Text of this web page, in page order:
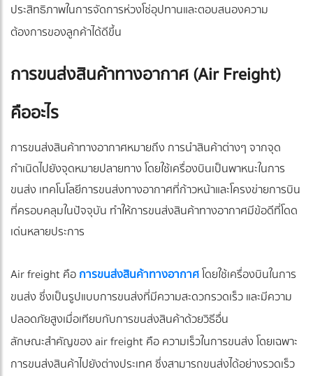
ประสิทธิภาพในการจัดการห่วงโซ่อุปทานและตอบสนองความ
ต้องการของลูกค้าได้ดีขึ้น
การขนส่งสินค้าทางอากาศ (Air Freight)
คืออะไร
การขนส่งสินค้าทางอากาศหมายถึง การนำสินค้าต่างๆ จากจุด
กำเนิดไปยังจุดหมายปลายทาง โดยใช้เครื่องบินเป็นพาหนะในการ
ขนส่ง เทคโนโลยีการขนส่งทางอากาศที่ก้าวหน้าและโครงข่ายการบิน
ที่ครอบคลุมในปัจจุบัน ทำให้การขนส่งสินค้าทางอากาศมีข้อดีที่โดด
เด่นหลายประการ
Air freight คือการขนส่งสินค้าทางอากาศโดยใช้เครื่องบินในการ
ขนส่ง ซึ่งเป็นรูปแบบการขนส่งที่มีความสะดวกรวดเร็ว และมีความ
ปลอดภัยสูงเมื่อเทียบกับการขนส่งสินค้าด้วยวิธีอื่น
ลักษณะสำคัญของ air freight คือ ความเร็วในการขนส่ง โดยเฉพาะ
การขนส่งสินค้าไปยังต่างประเทศ ซึ่งสามารถขนส่งได้อย่างรวดเร็ว